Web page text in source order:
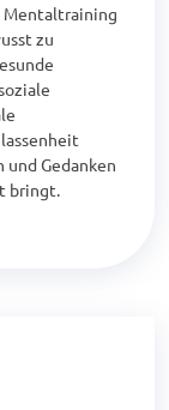
Mentaltraining
zu
Gedanken
bringt.